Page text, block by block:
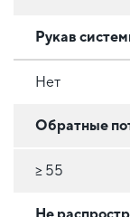
Рукав
Нет
Обратные
≥ 55
Не